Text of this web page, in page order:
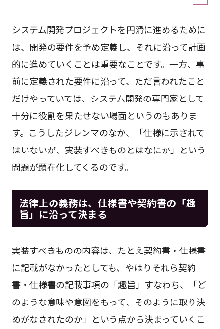
システム開発プロジェクトを円滑に進めるために
は、開発の要件を予め定義し、それに沿って計画
的に進めていくことは重要なことです。一方、事
前に定義された要件に沿って、ただ言われたこと
だけやっていては、システム開発の専門家として
十分に役割を果たせない場面というのもありま
す。こうしたジレンマのなか、「仕様に示されて
はいないが、実装すべきものとはなにか」という
問題が顕在化してくるのです。
法律上の義務は、仕様書や契約書の「趣
旨」に沿って決まる
実装すべきものの内容は、たとえ契約書・仕様書
に記載がなかったとしても、やはりそれら契約
書・仕様書の記載事項の「趣旨」すなわち、「ど
のような意味や意図をもって、そのように取り決
めがなされたのか」という点から決まっていくこ